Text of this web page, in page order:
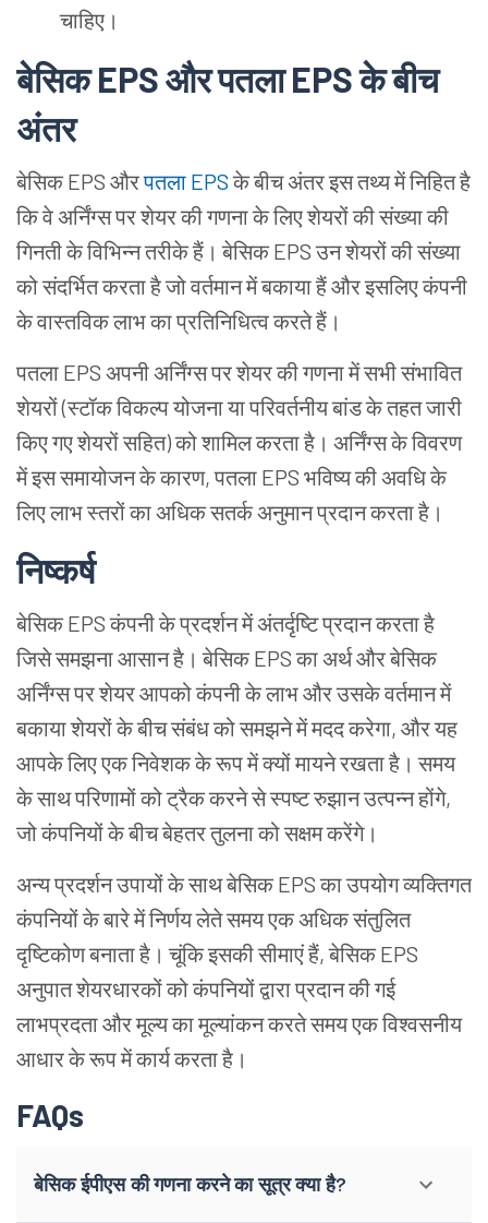
चाहिए।
बेसिक EPS और पतला EPS के बीच
अंतर
बेसिक EPS औरपतला EPSके बीच अंतर इस तथ्य में निहित है
कि वे अर्निंग्स पर शेयर की गणना के लिए शेयरों की संख्या की
गिनती के विभिन्न तरीके हैं। बेसिक EPS उन शेयरों की संख्या
को संदर्भित करता है जो वर्तमान में बकाया हैं और इसलिए कंपनी
के वास्तविक लाभ का प्रतिनिधित्व करते हैं।
पतला EPS अपनी अर्निंग्स पर शेयर की गणना में सभी संभावित
शेयरों (स्टॉक विकल्प योजना या परिवर्तनीय बांड के तहत जारी
किए गए शेयरों सहित) को शामिल करता है। अर्निंग्स के विवरण
में इस समायोजन के कारण, पतला EPS भविष्य की अवधि के
लिए लाभ स्तरों का अधिक सतर्क अनुमान प्रदान करता है।
निष्कर्ष
बेसिक EPS कंपनी के प्रदर्शन में अंतर्दृष्टि प्रदान करता है
जिसे समझना आसान है। बेसिक EPS का अर्थ और बेसिक
अर्निंग्स पर शेयर आपको कंपनी के लाभ और उसके वर्तमान में
बकाया शेयरों के बीच संबंध को समझने में मदद करेगा, और यह
आपके लिए एक निवेशक के रूप में क्यों मायने रखता है। समय
के साथ परिणामों को ट्रैक करने से स्पष्ट रुझान उत्पन्न होंगे,
जो कंपनियों के बीच बेहतर तुलना को सक्षम करेंगे।
अन्य प्रदर्शन उपायों के साथ बेसिक EPS का उपयोग व्यक्तिगत
कंपनियों के बारे में निर्णय लेते समय एक अधिक संतुलित
दृष्टिकोण बनाता है। चूंकि इसकी सीमाएं हैं, बेसिक EPS
अनुपात शेयरधारकों को कंपनियों द्वारा प्रदान की गई
लाभप्रदता और मूल्य का मूल्यांकन करते समय एक विश्वसनीय
आधार के रूप में कार्य करता है।
FAQs
बेसिक ईपीएस की गणना करने का सूत्र क्या है?